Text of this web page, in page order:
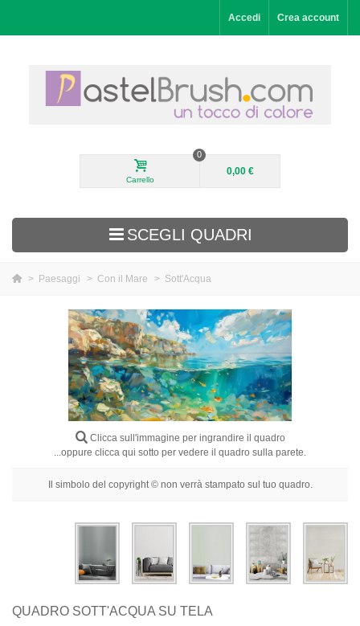
Accedi Crea account
Carrello
0
0,00 €
SCEGLI QUADRI
Moderni
Decorativi
> Paesaggi > Con il Mare > Sott'Acqua
Clicca sull'immagine per ingrandire il quadro
...oppure clicca qui sotto per vedere il quadro sulla parete.
Il simbolo del copyright © non verrà stampato sul tuo quadro.
QUADRO SOTT'ACQUA SU TELA